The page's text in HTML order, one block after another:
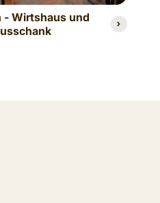
- Wirtshaus und